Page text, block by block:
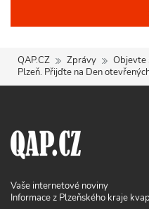
QAP.CZ Zprávy
Objevte
Plzeň. Přijďte na Den
Vaše internetové noviny
Informace z Plzeňského kraje